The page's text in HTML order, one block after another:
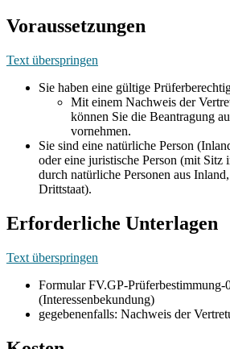
Voraussetzungen
Text überspringen
Sie haben eine gültige
Mit einem Nachweis der
können Sie die Beantragung
vornehmen.
Sie sind eine natürliche Person
oder eine juristische Person (mit Sitz
durch natürliche Personen aus
Drittstaat).
Erforderliche Unterlagen
Text überspringen
Formular FV.GP-Prüferbestimmung-
(Interessenbekundung)
gegebenenfalls: Nachweis der